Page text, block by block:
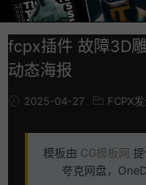
fcpx插件 故障3D
动态海报
2025-04-27 FCPX
模板由 CG模板网
夸克网盘，